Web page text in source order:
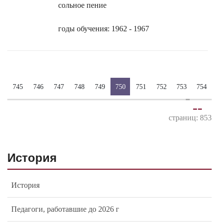
сольное пение
годы обучения: 1962 - 1967
745 746 747 748 749 750 751 752 753 754
--
страниц: 853
История
История
Педагоги, работавшие до 2026 г